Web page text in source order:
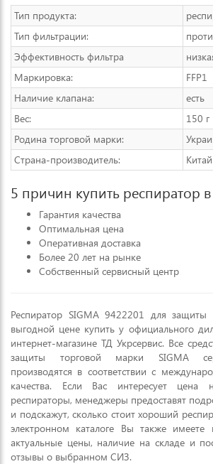
Тип продукта:
Тип фильтрации:
Эффективность фильтра
Маркировка:
FFP1
Наличие клапана:
есть
Вес:
150 г
Родина торговой марки:
Страна-производитель:
Китай
5 причин купить респиратор
Гарантия качества
Оптимальная цена
Оперативная доставка
Более 20 лет на рынке
Собственный сервисный центр
Респиратор SIGMA 9422201 для
выгодной цене купить у официального
интернет-магазине ТД Укрсервис. Все
защиты торговой марки SIGMA
производятся в соответствии с
качества. Если Вас интересует цена
респираторы, менеджеры предоставят
и подскажут, сколько стоит хороший
электронном каталоге Вы также имеете
актуальные цены, наличие на складе и
отзывы о выбранном СИЗ.